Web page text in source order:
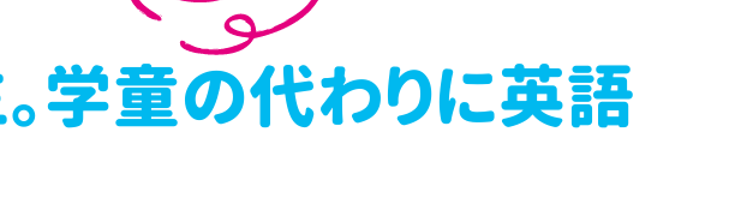
学童の代わりに英語